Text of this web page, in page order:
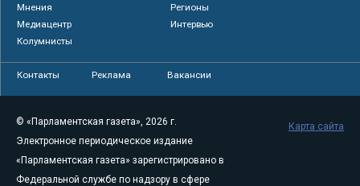
Мнения
Регионы
Медиацентр
Интервью
Колумнисты
Контакты Реклама Вакансии
© «Парламентская газета», 2026 г.
Электронное периодическое издание
«Парламентская газета» зарегистрировано в
Федеральной службе по надзору в сфере
Карта сайта